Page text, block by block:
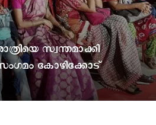
സ്വന്തമാക്കി
കോഴിക്കോട്